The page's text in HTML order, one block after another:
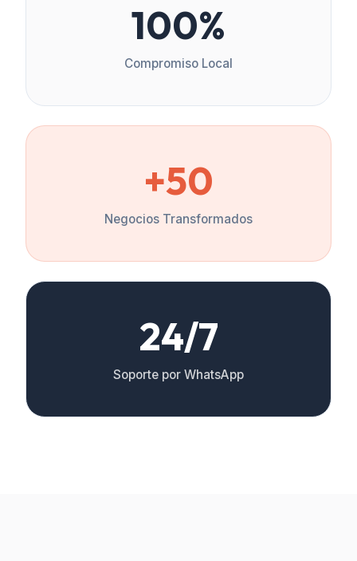
100%
Compromiso Local
+50
Negocios Transformados
24/7
Soporte por WhatsApp